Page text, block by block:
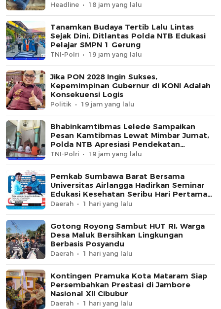
Headline 18 jam yang lalu
Tanamkan Budaya Tertib Lalu Lintas
Sejak Dini, Ditlantas Polda NTB Edukasi
Pelajar SMPN 1 Gerung
TNI-Polri 19 jam yang lalu
Jika PON 2028 Ingin Sukses,
Kepemimpinan Gubernur di KONI Adalah
Konsekuensi Logis
Politik 19 jam yang lalu
Bhabinkamtibmas Lelede Sampaikan
Pesan Kamtibmas Lewat Mimbar Jumat,
Polda NTB Apresiasi Pendekatan
Keagamaan
TNI-Polri 19 jam yang lalu
Pemkab Sumbawa Barat Bersama
Universitas Airlangga Hadirkan Seminar
Edukasi Kesehatan Seribu Hari Pertama
Kehidupan
Daerah 1 hari yang lalu
Gotong Royong Sambut HUT RI, Warga
Desa Maluk Bersihkan Lingkungan
Berbasis Posyandu
Daerah 1 hari yang lalu
Kontingen Pramuka Kota Mataram Siap
Persembahkan Prestasi di Jambore
Nasional XII Cibubur
Daerah 1 hari yang lalu